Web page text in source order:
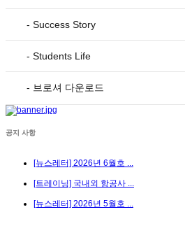
- Success Story
- Students Life
- 브로셔 다운로드
공지 사항
[뉴스레터] 2026년 6월호 ...
[트레이닝] 국내외 항공사 ...
[뉴스레터] 2026년 5월호 ...